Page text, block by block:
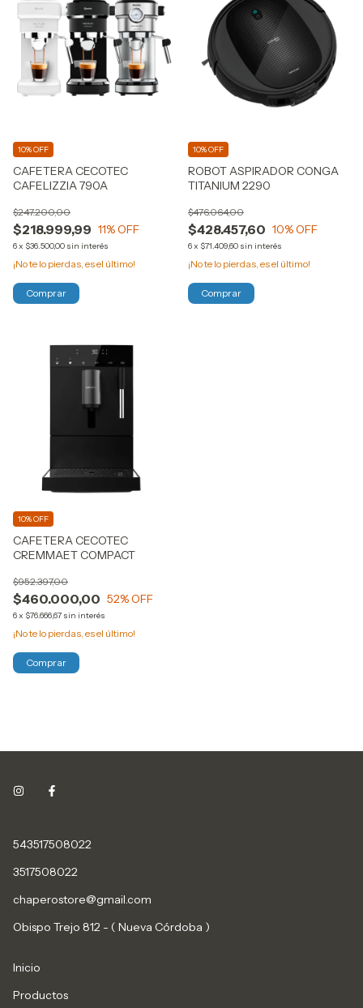
CAFETERA CECOTEC
CAFELIZZIA 790A
$218.999,99
$247.200,00
11% OFF
6x $36.500,00 sin interés
10% OFF
¡No te lo pierdas, es el último!
Comprar
ROBOT ASPIRADOR CONGA
TITANIUM 2290
$428.457,60
$476.064,00
10% OFF
6x $71.409,60 sin interés
10% OFF
¡No te lo pierdas, es el último!
Comprar
CAFETERA CECOTEC
CREMMAET COMPACT
$460.000,00
$952.397,00
52% OFF
6x $76.666,67 sin interés
10% OFF
¡No te lo pierdas, es el último!
543517508022
3517508022
chaperostore@gmail.com
Obispo Trejo 812 - ( Nueva Córdoba )
Inicio
Productos